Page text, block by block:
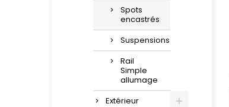
Spots
encastrés
Suspensions
Rail
Simple
allumage
Extérieur